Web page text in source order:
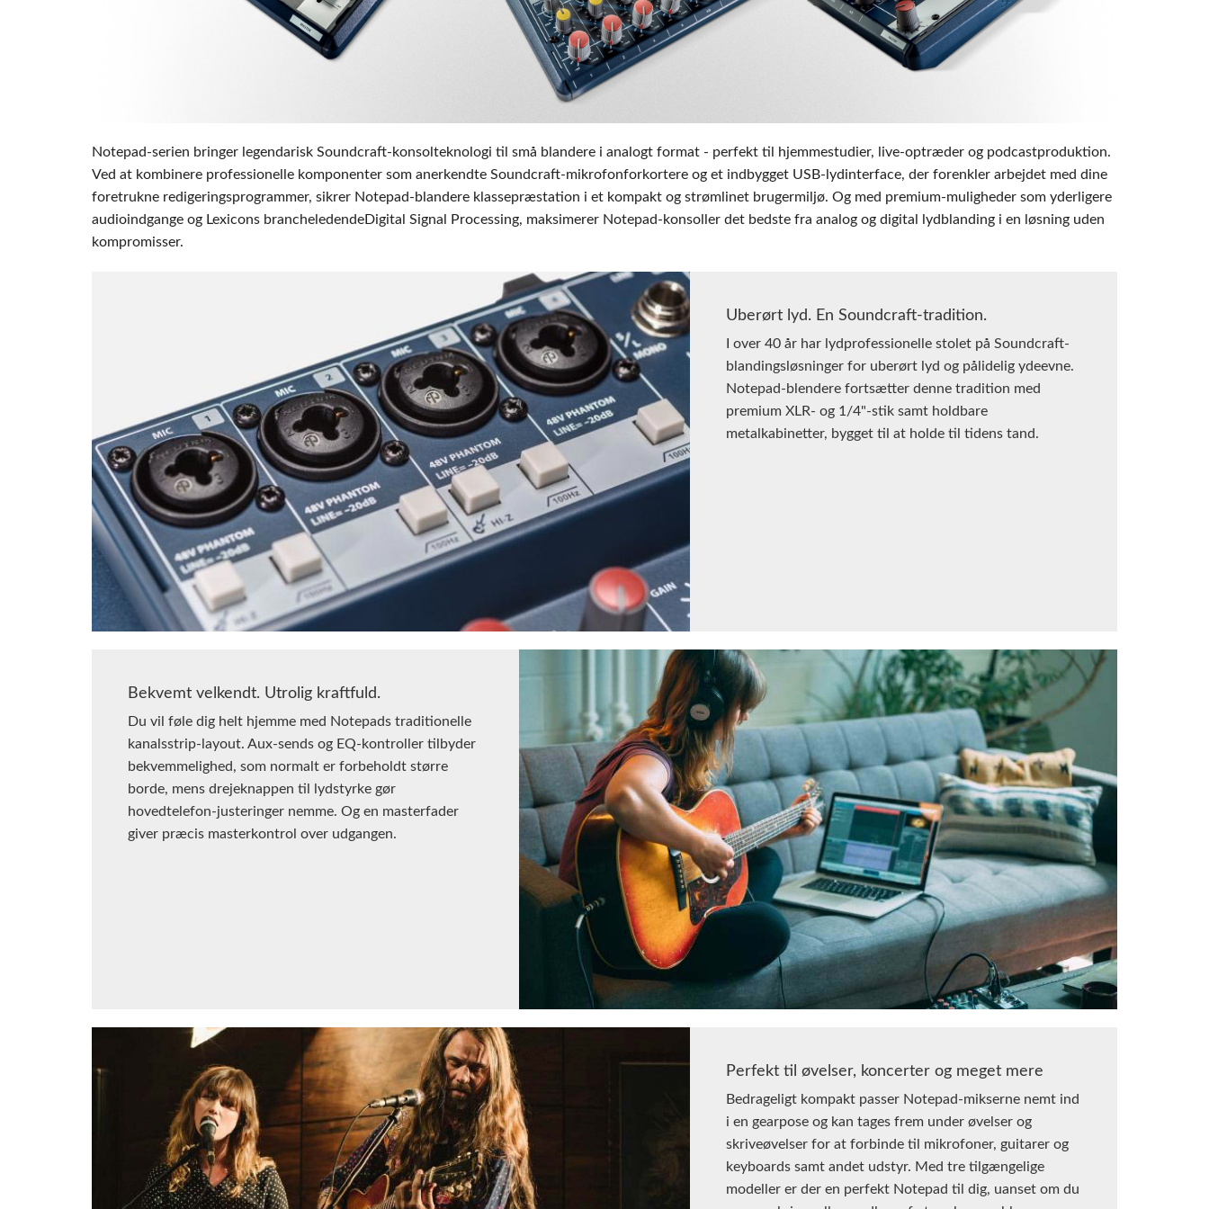
Audio Calc Toolkit
Compact Stagebox
Si Mobile Apps UI 24 Software Demo (Phone)
Notepad-serien bringer legendarisk Soundcraft-konsolteknologi til små blandere i analogt format - perfekt til hjemmestudier, live-optræder og podcastproduktion.
Ved at kombinere professionelle komponenter som anerkendte Soundcraft-mikrofonforkortere og et indbygget USB-lydinterface, der forenkler arbejdet med dine
foretrukne redigeringsprogrammer, sikrer Notepad-blandere klassepræstation i et kompakt og strømlinet brugermiljø. Og med premium-muligheder som yderligere
audioindgange og Lexicons brancheledendeDigital Signal Processing, maksimerer Notepad-konsoller det bedste fra analog og digital lydblanding i en løsning uden
kompromisser.
Uberørt lyd. En Soundcraft-tradition.
I over 40 år har lydprofessionelle stolet på Soundcraft-
blandingsløsninger for uberørt lyd og pålidelig ydeevne.
Notepad-blendere fortsætter denne tradition med
premium XLR- og 1/4"-stik samt holdbare
metalkabinetter, bygget til at holde til tidens tand.
Bekvemt velkendt. Utrolig kraftfuld.
Du vil føle dig helt hjemme med Notepads traditionelle
kanalsstrip-layout. Aux-sends og EQ-kontroller tilbyder
bekvemmelighed, som normalt er forbeholdt større
borde, mens drejeknappen til lydstyrke gør
hovedtelefon-justeringer nemme. Og en masterfader
giver præcis masterkontrol over udgangen.
Perfekt til øvelser, koncerter og meget mere
Bedrageligt kompakt passer Notepad-mikserne nemt ind
i en gearpose og kan tages frem under øvelser og
skriveøvelser for at forbinde til mikrofoner, guitarer og
keyboards samt andet udstyr. Med tre tilgængelige
modeller er der en perfekt Notepad til dig, uanset om du